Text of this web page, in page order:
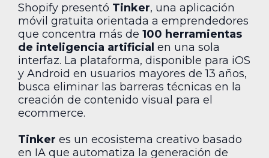
Shopify presentó Tinker, una aplicación
móvil gratuita orientada a emprendedores
que concentra más de 100 herramientas
de inteligencia artificial en una sola
interfaz. La plataforma, disponible para iOS
y Android en usuarios mayores de 13 años,
busca eliminar las barreras técnicas en la
creación de contenido visual para el
ecommerce.
Tinker es un ecosistema creativo basado
en IA que automatiza la generación de